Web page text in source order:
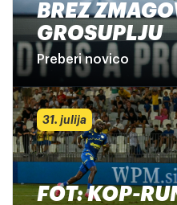
BREZ
GROSUPLJU
Preberi novico
31. julija
FOT: KOP-